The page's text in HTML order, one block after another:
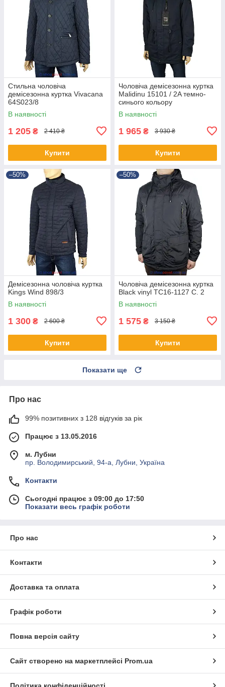
Стильна чоловіча
демісезонна куртка Vivacana
64S023/8
В наявності
1 205 ₴ 2 410 ₴
Купити
Чоловіча демісезонна куртка
Malidinu 15101 / 2A темно-
синього кольору
В наявності
1 965 ₴ 3 930 ₴
Купити
–50%
Демісезонна чоловіча куртка
Kings Wind 898/3
В наявності
1 300 ₴ 2 600 ₴
Купити
–50%
Чоловіча демісезонна куртка
Black vinyl TC16-1127 C. 2
В наявності
1 575 ₴ 3 150 ₴
Купити
Показати ще
Про нас
99% позитивних з 128 відгуків за рік
Працює з 13.05.2016
м. Лубни
пр. Володимирський, 94-а, Лубни, Україна
Контакти
Сьогодні працює з 09:00 до 17:50
Показати весь графік роботи
Про нас
Контакти
Доставка та оплата
Графік роботи
Повна версія сайту
Сайт створено на маркетплейсі Prom.ua
Політика конфіденційності